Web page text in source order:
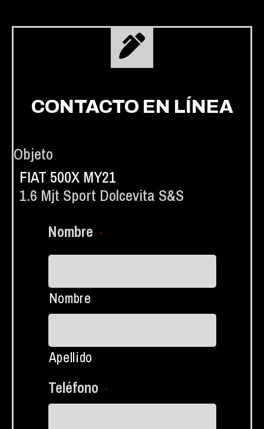
CONTACTO EN LÍNEA
Objeto
FIAT 500X MY21
1.6 Mjt Sport Dolcevita S&s
Nombre *
Nombre
Apellido
Teléfono *